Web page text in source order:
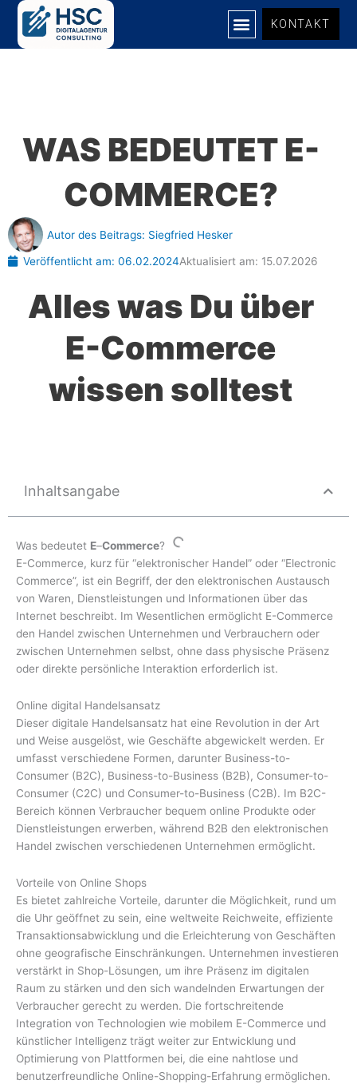
Zum
springen
KONTAKT
WAS BEDEUTET E-
COMMERCE?
Autor des Beitrags: Siegfried Hesker
Veröffentlicht am: 06.02.2024Aktualisiert am: 15.07.2026
Alles was Du über
E-Commerce
wissen solltest
Inhaltsangabe
Was bedeutet E–Commerce?
E-Commerce, kurz für “elektronischer Handel” oder “Electronic
Commerce”, ist ein Begriff, der den elektronischen Austausch
von Waren, Dienstleistungen und Informationen über das
Internet beschreibt. Im Wesentlichen ermöglicht E-Commerce
den Handel zwischen Unternehmen und Verbrauchern oder
zwischen Unternehmen selbst, ohne dass physische Präsenz
oder direkte persönliche Interaktion erforderlich ist.
Online digital Handelsansatz
Dieser digitale Handelsansatz hat eine Revolution in der Art
und Weise ausgelöst, wie Geschäfte abgewickelt werden. Er
umfasst verschiedene Formen, darunter Business-to-
Consumer (B2C), Business-to-Business (B2B), Consumer-to-
Consumer (C2C) und Consumer-to-Business (C2B). Im B2C-
Bereich können Verbraucher bequem online Produkte oder
Dienstleistungen erwerben, während B2B den elektronischen
Handel zwischen verschiedenen Unternehmen ermöglicht.
Vorteile von Online Shops
Es bietet zahlreiche Vorteile, darunter die Möglichkeit, rund um
die Uhr geöffnet zu sein, eine weltweite Reichweite, effiziente
Transaktionsabwicklung und die Erleichterung von Geschäften
ohne geografische Einschränkungen. Unternehmen investieren
verstärkt in Shop-Lösungen, um ihre Präsenz im digitalen
Raum zu stärken und den sich wandelnden Erwartungen der
Verbraucher gerecht zu werden. Die fortschreitende
Integration von Technologien wie mobilem E-Commerce und
künstlicher Intelligenz trägt weiter zur Entwicklung und
Optimierung von Plattformen bei, die eine nahtlose und
benutzerfreundliche Online-Shopping-Erfahrung ermöglichen.